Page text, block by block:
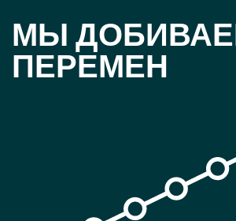
МЫ
ПЕРЕМЕН